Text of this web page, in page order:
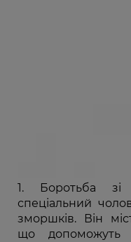
Боротьба зі
спеціальний
зморшків. Він
що допоможуть